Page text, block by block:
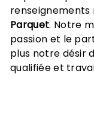
Parquet. Notre
passion et le
plus notre désir
qualifiée et